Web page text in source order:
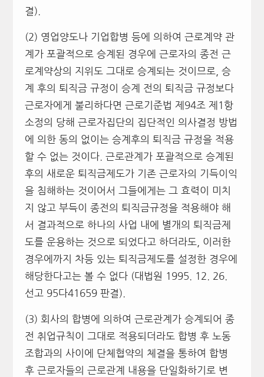
결).
(2) 영업양도나 기업합병 등에 의하여 근로계약 관
계가 포괄적으로 승계된 경우에 근로자의 종전 근
로계약상의 지위도 그대로 승계되는 것이므로, 승
계 후의 퇴직금 규정이 승계 전의 퇴직금 규정보다
근로자에게 불리하다면 근로기준법 제94조 제1항
소정의 당해 근로자집단의 집단적인 의사결정 방법
에 의한 동의 없이는 승계후의 퇴직금 규정을 적용
할 수 없는 것이다. 근로관계가 포괄적으로 승계된
후의 새로운 퇴직금제도가 기존 근로자의 기득이익
을 침해하는 것이어서 그들에게는 그 효력이 미치
지 않고 부득이 종전의 퇴직금규정을 적용해야 해
서 결과적으로 하나의 사업 내에 별개의 퇴직금제
도를 운용하는 것으로 되었다고 하더라도, 이러한
경우에까지 차등 있는 퇴직금제도를 설정한 경우에
해당한다고는 볼 수 없다 (대법원 1995. 12. 26.
선고 95다41659 판결).
(3) 회사의 합병에 의하여 근로관계가 승계되어 종
전 취업규칙이 그대로 적용되더라도 합병 후 노동
조합과의 사이에 단체협약의 체결을 통하여 합병
후 근로자들의 근로관계 내용을 단일화하기로 변